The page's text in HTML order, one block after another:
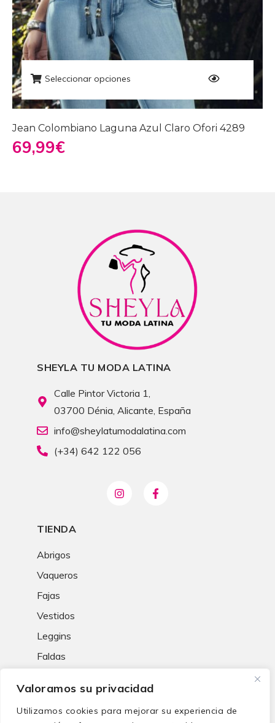
Valoramos su privacidad
Utilizamos cookies para mejorar su experiencia de
Seleccionar opciones
Jean Colombiano Laguna Azul Claro Ofori 4289
69,99€
SHEYLA TU MODA LATINA
Calle Pintor Victoria 1,
03700 Dénia, Alicante, España
info@sheylatumodalatina.com
(+34) 642 122 056
TIENDA
Abrigos
Vaqueros
Fajas
Vestidos
Leggins
Faldas
LEGAL